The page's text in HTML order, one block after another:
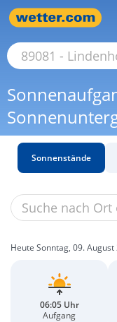
Sonnenstände
Heute Sonntag, 09. August
06:05 Uhr
Aufgang